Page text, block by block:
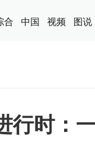
合 中国 视频 图说
行时：